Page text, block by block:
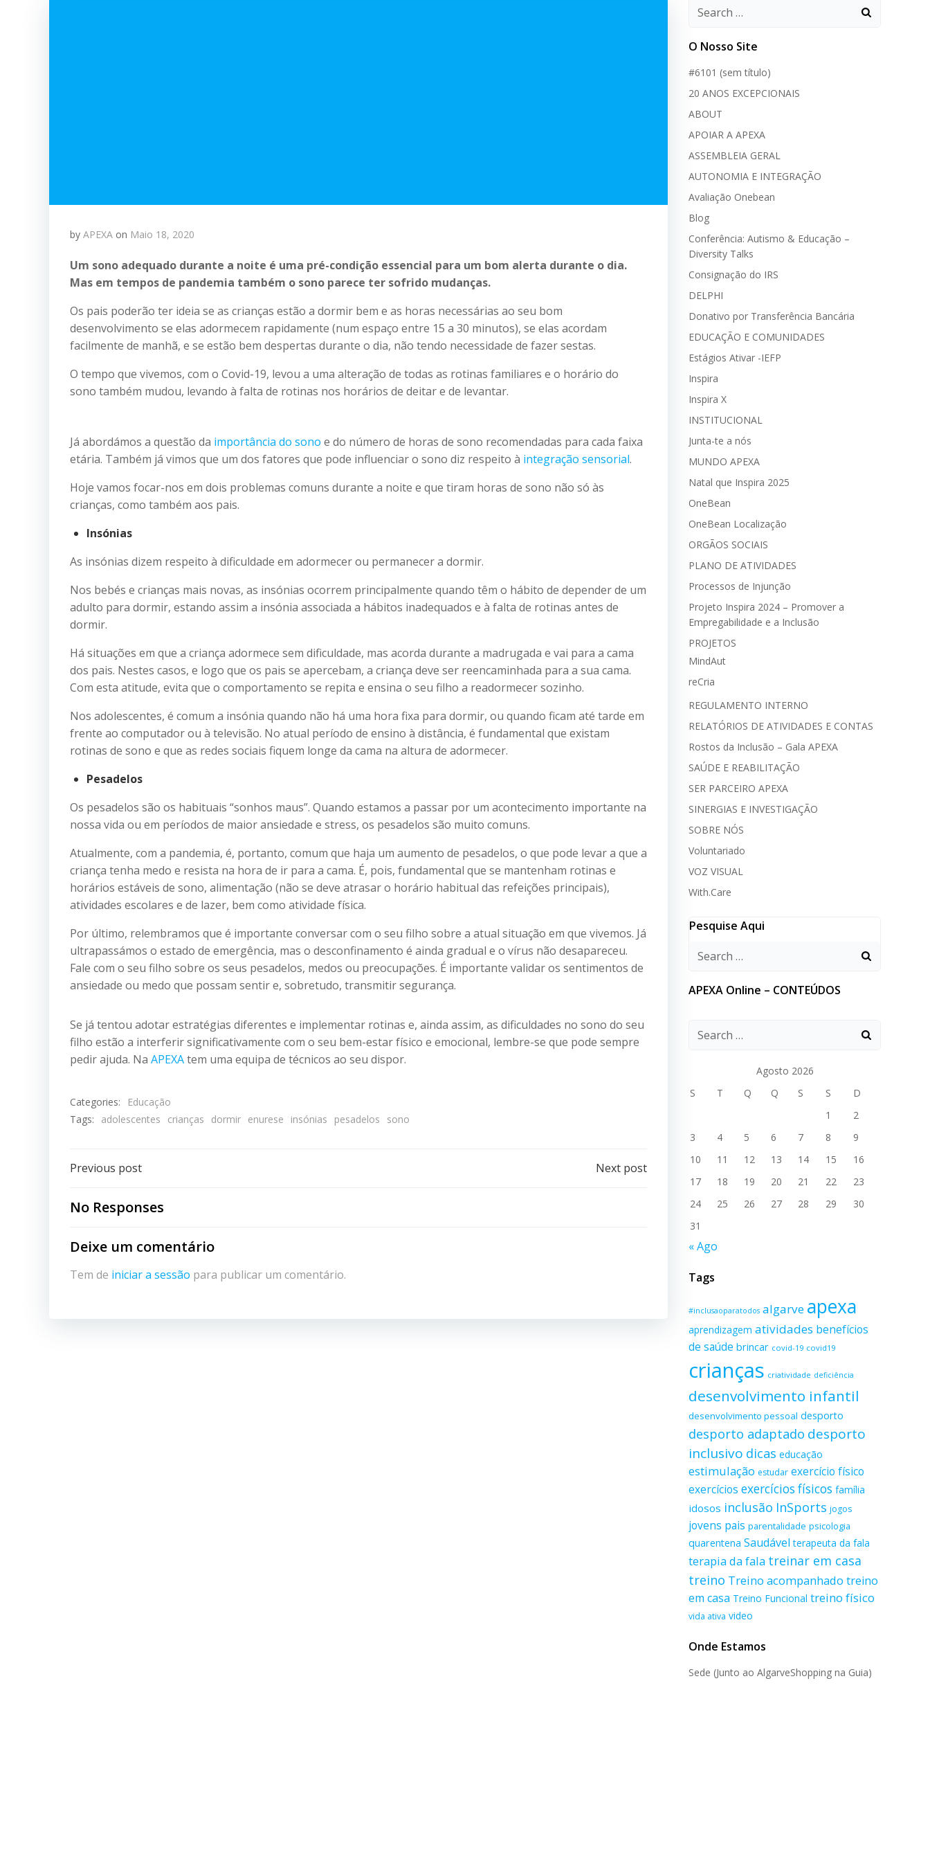
by APEXA on Maio 18, 2020
Um sono adequado durante a noite é uma pré-condição essencial para um bom alerta durante o dia.
Mas em tempos de pandemia também o sono parece ter sofrido mudanças.
Os pais poderão ter ideia se as crianças estão a dormir bem e as horas necessárias ao seu bom
desenvolvimento se elas adormecem rapidamente (num espaço entre 15 a 30 minutos), se elas acordam
facilmente de manhã, e se estão bem despertas durante o dia, não tendo necessidade de fazer sestas.
O tempo que vivemos, com o Covid-19, levou a uma alteração de todas as rotinas familiares e o horário do
sono também mudou, levando à falta de rotinas nos horários de deitar e de levantar.
Já abordámos a questão da importância do sono e do número de horas de sono recomendadas para cada faixa
etária. Também já vimos que um dos fatores que pode influenciar o sono diz respeito à integração sensorial.
Hoje vamos focar-nos em dois problemas comuns durante a noite e que tiram horas de sono não só às
crianças, como também aos pais.
Insónias
As insónias dizem respeito à dificuldade em adormecer ou permanecer a dormir.
Nos bebés e crianças mais novas, as insónias ocorrem principalmente quando têm o hábito de depender de um
adulto para dormir, estando assim a insónia associada a hábitos inadequados e à falta de rotinas antes de
dormir.
Há situações em que a criança adormece sem dificuldade, mas acorda durante a madrugada e vai para a cama
dos pais. Nestes casos, e logo que os pais se apercebam, a criança deve ser reencaminhada para a sua cama.
Com esta atitude, evita que o comportamento se repita e ensina o seu filho a readormecer sozinho.
Nos adolescentes, é comum a insónia quando não há uma hora fixa para dormir, ou quando ficam até tarde em
frente ao computador ou à televisão. No atual período de ensino à distância, é fundamental que existam
rotinas de sono e que as redes sociais fiquem longe da cama na altura de adormecer.
Pesadelos
Os pesadelos são os habituais “sonhos maus”. Quando estamos a passar por um acontecimento importante na
nossa vida ou em períodos de maior ansiedade e stress, os pesadelos são muito comuns.
Atualmente, com a pandemia, é, portanto, comum que haja um aumento de pesadelos, o que pode levar a que a
criança tenha medo e resista na hora de ir para a cama. É, pois, fundamental que se mantenham rotinas e
horários estáveis de sono, alimentação (não se deve atrasar o horário habitual das refeições principais),
atividades escolares e de lazer, bem como atividade física.
Por último, relembramos que é importante conversar com o seu filho sobre a atual situação em que vivemos. Já
ultrapassámos o estado de emergência, mas o desconfinamento é ainda gradual e o vírus não desapareceu.
Fale com o seu filho sobre os seus pesadelos, medos ou preocupações. É importante validar os sentimentos de
ansiedade ou medo que possam sentir e, sobretudo, transmitir segurança.
Se já tentou adotar estratégias diferentes e implementar rotinas e, ainda assim, as dificuldades no sono do seu
filho estão a interferir significativamente com o seu bem-estar físico e emocional, lembre-se que pode sempre
pedir ajuda. Na APEXAtem uma equipa de técnicos ao seu dispor.
Categories:
Educação
Tags:
adolescentes crianças dormir enurese insónias pesadelos sono
Post
navigation
Previous post Next post
No Responses
Deixe um comentário
Tem de iniciar a sessão para publicar um comentário.
O Nosso Site
#6101 (sem título)
20 ANOS EXCEPCIONAIS
ABOUT
APOIAR A APEXA
ASSEMBLEIA GERAL
AUTONOMIA E INTEGRAÇÃO
Avaliação Onebean
Blog
Conferência: Autismo & Educação –
Diversity Talks
Consignação do IRS
DELPHI
Donativo por Transferência Bancária
EDUCAÇÃO E COMUNIDADES
Estágios Ativar -IEFP
Inspira
Inspira X
INSTITUCIONAL
Junta-te a nós
MUNDO APEXA
Natal que Inspira 2025
OneBean
OneBean Localização
ORGÃOS SOCIAIS
PLANO DE ATIVIDADES
Processos de Injunção
Projeto Inspira 2024 – Promover a
Empregabilidade e a Inclusão
PROJETOS
MindAut
reCria
REGULAMENTO INTERNO
RELATÓRIOS DE ATIVIDADES E CONTAS
Rostos da Inclusão – Gala APEXA
SAÚDE E REABILITAÇÃO
SER PARCEIRO APEXA
SINERGIAS E INVESTIGAÇÃO
SOBRE NÓS
Voluntariado
VOZ VISUAL
With.Care
Pesquise Aqui
APEXA Online – CONTEÚDOS
Agosto 2026
S
T Q Q S S
D
1
2
3
4 5 6 7 8
9
10
11 12 13 14 15
16
17
18 19 20 21 22
23
24
25 26 27 28 29
30
31
« Ago
Tags
#inclusaoparatodos algarve apexa
aprendizagem atividades benefícios
de saúde brincar covid-19 covid19
crianças criatividade deficiência
desenvolvimento infantil
desenvolvimento pessoal desporto
desporto adaptado desporto
inclusivo dicas educação
estimulação estudar exercício físico
exercícios exercícios físicos família
idosos inclusão InSports jogos
jovens pais parentalidade psicologia
quarentena Saudável terapeuta da fala
terapia da fala treinar em casa
treino Treino acompanhado treino
em casa Treino Funcional treino físico
vida ativa video
Onde Estamos
Sede (Junto ao AlgarveShopping na Guia)